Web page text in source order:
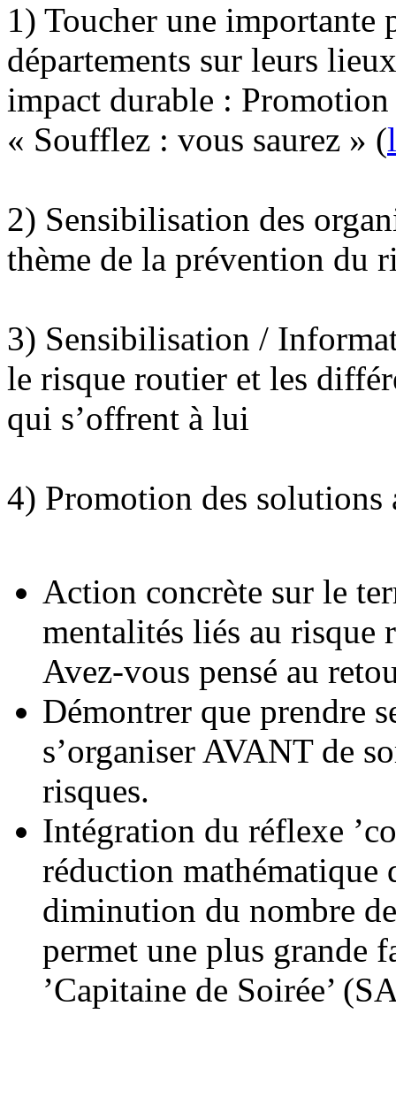
1) Toucher une importante
départements sur leurs
impact durable :
« Soufflez : vous saurez » (
2) Sensibilisation des
thème de la prévention du
3) Sensibilisation /
le risque routier et les
qui s’offrent à lui
4) Promotion des solutions
Action concrète sur le
mentalités liés au risque
Avez-vous pensé au
Démontrer que prendre
s’organiser AVANT de
risques.
Intégration du réflexe
réduction mathématique
diminution du nombre
permet une plus grande
’Capitaine de Soirée’